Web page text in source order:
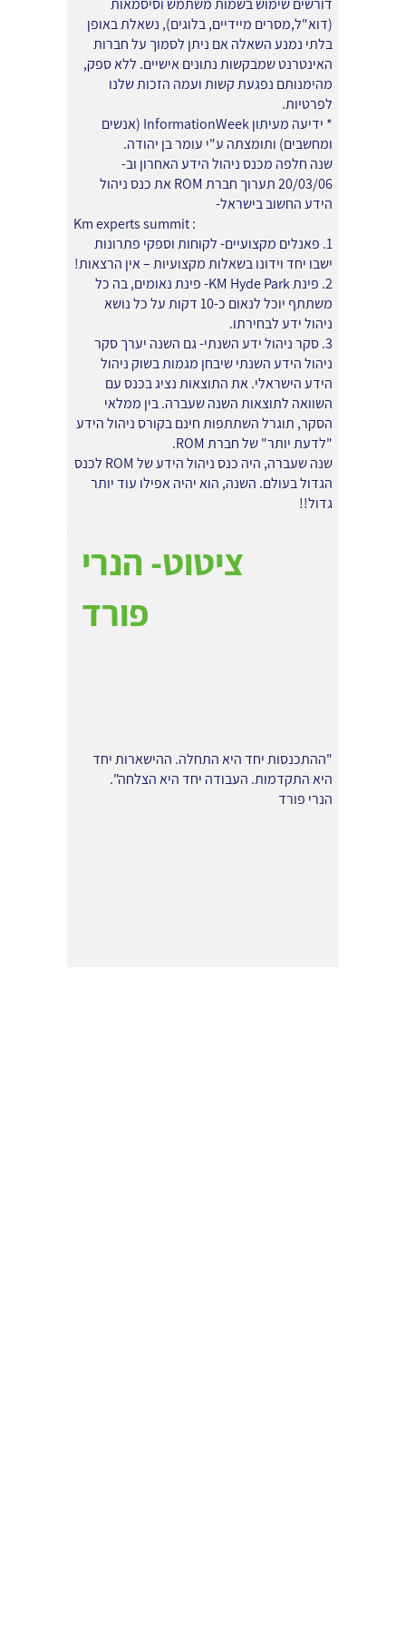
דורשים שימוש בשמות משתמש וסיסמאות
(דוא"ל,מסרים מיידיים, בלוגים), נשאלת באופן
בלתי נמנע השאלה אם ניתן לסמוך על חברות
האינטרנט שמבקשות נתונים אישיים. ללא ספק,
מהימנותם נפגעת קשות ועמה הזכות שלנו
לפרטיות.
* ידיעה מעיתון InformationWeek (אנשים
ומחשבים) ותומצתה ע"י עומר בן יהודה.
שנה חלפה מכנס ניהול הידע האחרון וב-
20/03/06 תערוך חברת ROM את כנס ניהול
הידע החשוב בישראל-
Km experts summit :
1. פאנלים מקצועיים- לקוחות וספקי פתרונות
ישבו יחד וידונו בשאלות מקצועיות – אין הרצאות!
2. פינת KM Hyde Park- פינת נאומים, בה כל
משתתף יוכל לנאום כ-10 דקות על כל נושא
ניהול ידע לבחירתו.
3. סקר ניהול ידע השנתי- גם השנה יערך סקר
ניהול הידע השנתי שיבחן מגמות בשוק ניהול
הידע הישראלי. את התוצאות נציג בכנס עם
השוואה לתוצאות השנה שעברה. בין ממלאי
הסקר, תוגרל השתתפות חינם בקורס ניהול הידע
"לדעת יותר" של חברת ROM.
שנה שעברה, היה כנס ניהול הידע של ROM לכנס
הגדול בעולם. השנה, הוא יהיה אפילו עוד יותר
גדול!!
ציטוט- הנרי
פורד
"ההתכנסות יחד היא התחלה. ההישארות יחד
היא התקדמות. העבודה יחד היא הצלחה".
הנרי פורד